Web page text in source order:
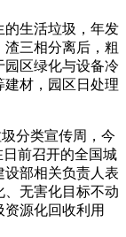
的生活垃圾，年发
三相分离后，粗
园区绿化与设备冷
材，园区日处理
分类宣传周，今
前召开的全国城
部相关负责人表
、无害化目标不动
源化回收利用